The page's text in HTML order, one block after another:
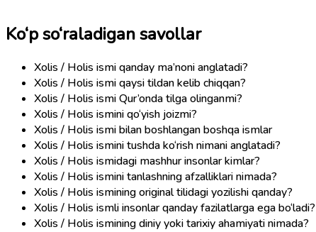
Ko‘p so‘raladigan savollar
Xolis / Holis ismi qanday ma’noni anglatadi?
Xolis / Holis ismi qaysi tildan kelib chiqqan?
Xolis / Holis ismi Qur’onda tilga olinganmi?
Xolis / Holis ismini qo‘yish joizmi?
Xolis / Holis ismi bilan boshlangan boshqa ismlar
Xolis / Holis ismini tushda ko‘rish nimani anglatadi?
Xolis / Holis ismidagi mashhur insonlar kimlar?
Xolis / Holis ismini tanlashning afzalliklari nimada?
Xolis / Holis ismining original tilidagi yozilishi qanday?
Xolis / Holis ismli insonlar qanday fazilatlarga ega bo‘ladi?
Xolis / Holis ismining diniy yoki tarixiy ahamiyati nimada?